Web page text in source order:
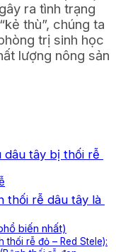
gây ra tình trạng
thù”, chúng ta
trị sinh học
lượng nông sản
dâu tây bị thối rễ
thối rễ dâu tây là
biến nhất)
thối rễ đỏ – Red Stele):